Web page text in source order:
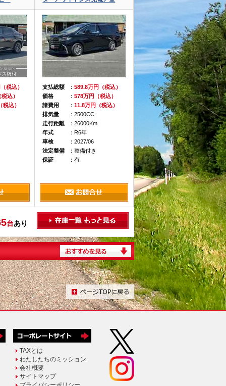
税込）
込）
税込）
支払総額 ：589.8万円（税込）
価格
：578万円（税込）
諸費用
：11.8万円（税込）
排気量
：2500CC
走行距離
：26000Km
年式
：R6年
車検
：2027/06
法定整備
：整備付き
保証
：有
台あり
TAXとは
わたしたちのミッション
会社概要
サイトマップ